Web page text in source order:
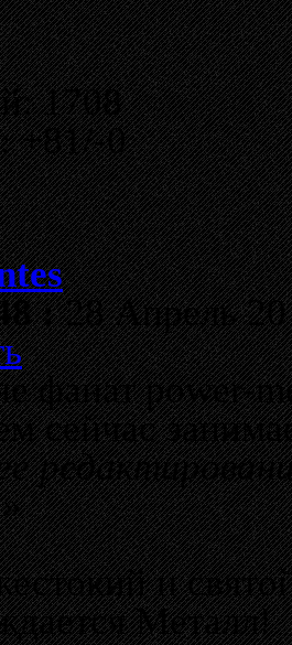
1708
+81/-0
:28 Апрель
фанат power-
сейчас
и
Металл!